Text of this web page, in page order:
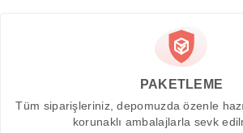
PAKETLEME
Tüm siparişleriniz, depomuzda özenle
korunaklı ambalajlarla sevk